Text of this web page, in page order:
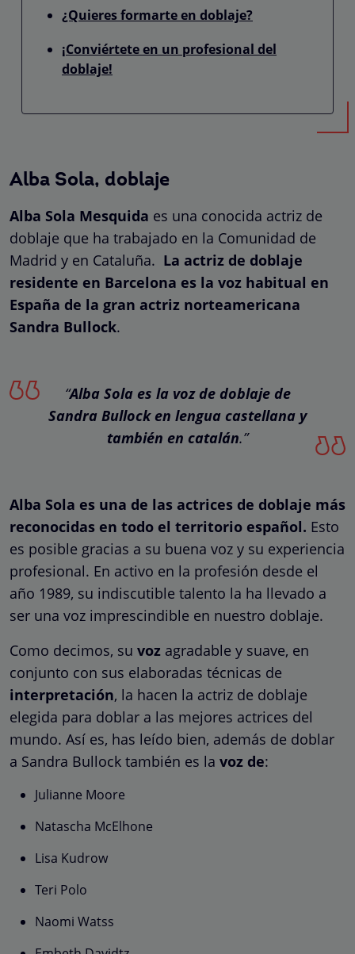
¿Quieres formarte en doblaje?
¡Conviértete en un profesional del
doblaje!
Alba Sola, doblaje
Alba Sola Mesquida es una conocida actriz de
doblaje que ha trabajado en la Comunidad de
Madrid y en Cataluña. La actriz de doblaje
residente en Barcelona es la voz habitual en
España de la gran actriz norteamericana
Sandra Bullock.
“Alba Sola es la voz de doblaje de
Sandra Bullock en lengua castellana y
también en catalán.”
Alba Sola es una de las actrices de doblaje más
reconocidas en todo el territorio español. Esto
es posible gracias a su buena voz y su experiencia
profesional. En activo en la profesión desde el
año 1989, su indiscutible talento la ha llevado a
ser una voz imprescindible en nuestro doblaje.
Como decimos, su voz agradable y suave, en
conjunto con sus elaboradas técnicas de
interpretación, la hacen la actriz de doblaje
elegida para doblar a las mejores actrices del
mundo. Así es, has leído bien, además de doblar
a Sandra Bullock también es la voz de:
Julianne Moore
Natascha McElhone
Lisa Kudrow
Teri Polo
Naomi Watss